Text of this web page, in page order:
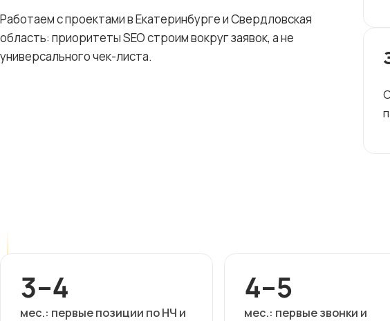
Работаем с проектами в Екатеринбурге и Свердловская
область: приоритеты SEO строим вокруг заявок, а не
универсального чек-листа.
3–4
мес.: первые позиции по НЧ и
4–5
мес.: первые звонки и